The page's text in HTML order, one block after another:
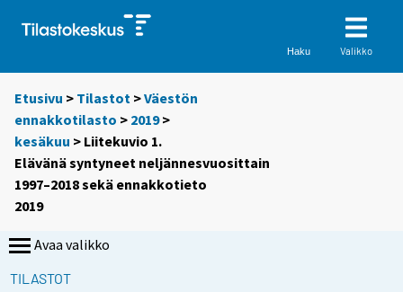
Haku Valikko
Etusivu > Tilastot >Väestön
ennakkotilasto > 2019>
kesäkuu > Liitekuvio 1.
Elävänä syntyneet neljännesvuosittain
1997–2018 sekä ennakkotieto
2019
Avaa valikko
TILASTOT